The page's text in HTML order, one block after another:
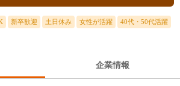
新卒歓迎 土日休み 女性が活躍
40代・50代活躍
企業情報